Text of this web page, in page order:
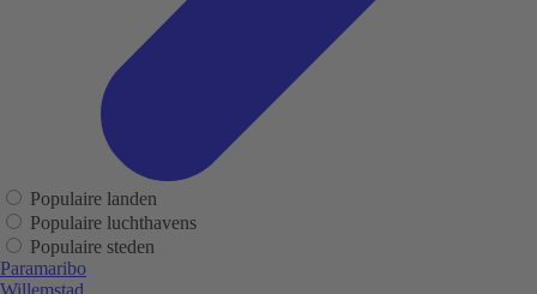
Populaire landen
Populaire luchthavens
Populaire steden
Paramaribo
Willemstad